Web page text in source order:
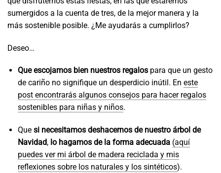
sumergidos a la cuenta de tres, de la mejor manera y la
más sostenible posible. ¿Me ayudarás a cumplirlos?
Deseo…
Que escojamos bien nuestros regalospara que un gesto
de cariño no signifique un desperdicio inútil. En este
post encontrarás algunos consejos para hacer regalos
sostenibles para niñas y niños.
Que si necesitamos deshacernos de nuestro árbol de
Navidad, lo hagamos de la forma adecuada (aquí
puedes ver mi árbol de madera reciclada y mis
reflexiones sobre los naturales y los sintéticos).